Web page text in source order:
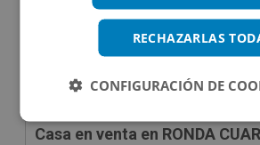
Casa en venta en RONDA
RECHAZARLAS
CONFIGURACIÓN DE